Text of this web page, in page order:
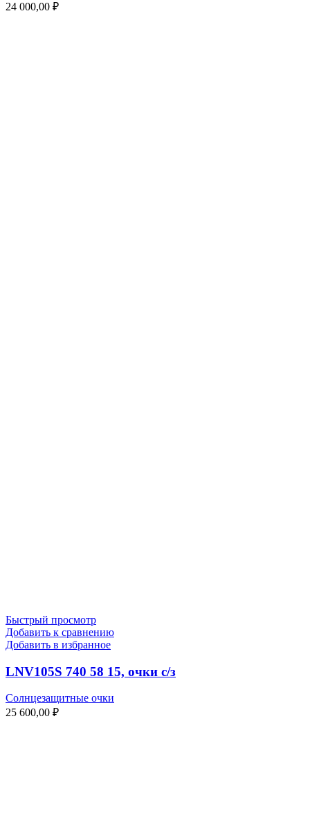
24 000,00 ₽
Быстрый просмотр
Добавить к сравнению
Добавить в избранное
LNV105S 740 58 15, очки с/з
Солнцезащитные очки
25 600,00 ₽